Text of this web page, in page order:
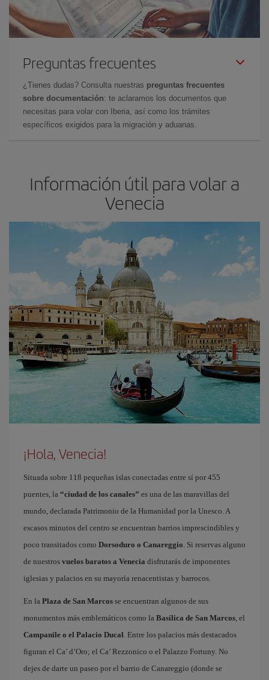
Preguntas frecuentes
¿Tienes dudas? Consulta nuestras preguntas frecuentes
sobre documentación: te aclaramos los documentos que
necesitas para volar con Iberia, así como los trámites
específicos exigidos para la migración y aduanas.
Información útil para volar a
Venecia
¡Hola, Venecia!
Situada sobre 118 pequeñas islas conectadas entre sí por 455
puentes, la “ciudad de los canales” es una de las maravillas del
mundo, declarada Patrimonio de la Humanidad por la Unesco. A
escasos minutos del centro se encuentran barrios imprescindibles y
poco transitados como Dorsoduro o Canareggio. Si reservas alguno
de nuestros vuelos baratos a Venecia disfrutarás de imponentes
iglesias y palacios en su mayoría renacentistas y barrocos.
En la Plaza de San Marcos se encuentran algunos de sus
monumentos más emblemáticos como la Basílica de San Marcos, el
Campanile o el Palacio Ducal. Entre los palacios más destacados
figuran el Ca’ d’Oro; el Ca’ Rezzonico o el Palazzo Fortuny. No
dejes de darte un paseo por el barrio de Canareggio (donde se